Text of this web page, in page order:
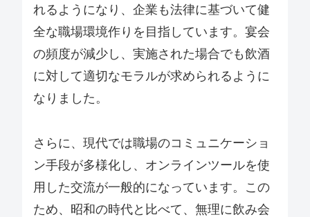
れるようになり、企業も法律に基づいて健
全な職場環境作りを目指しています。宴会
の頻度が減少し、実施された場合でも飲酒
に対して適切なモラルが求められるように
なりました。
さらに、現代では職場のコミュニケーショ
ン手段が多様化し、オンラインツールを使
用した交流が一般的になっています。この
ため、昭和の時代と比べて、無理に飲み会